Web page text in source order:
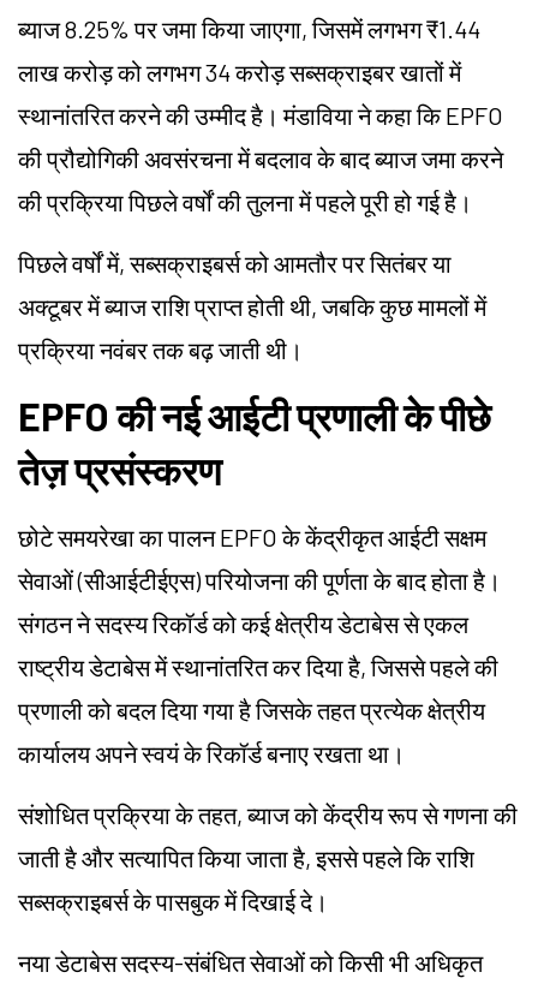
ब्याज 8.25% पर जमा किया जाएगा, जिसमें लगभग ₹1.44
लाख करोड़ को लगभग 34 करोड़ सब्सक्राइबर खातों में
स्थानांतरित करने की उम्मीद है। मंडाविया ने कहा कि EPFO
की प्रौद्योगिकी अवसंरचना में बदलाव के बाद ब्याज जमा करने
की प्रक्रिया पिछले वर्षों की तुलना में पहले पूरी हो गई है।
पिछले वर्षों में, सब्सक्राइबर्स को आमतौर पर सितंबर या
अक्टूबर में ब्याज राशि प्राप्त होती थी, जबकि कुछ मामलों में
प्रक्रिया नवंबर तक बढ़ जाती थी।
EPFO की नई आईटी प्रणाली के पीछे
तेज़ प्रसंस्करण
छोटे समयरेखा का पालन EPFO के केंद्रीकृत आईटी सक्षम
सेवाओं (सीआईटीईएस) परियोजना की पूर्णता के बाद होता है।
संगठन ने सदस्य रिकॉर्ड को कई क्षेत्रीय डेटाबेस से एकल
राष्ट्रीय डेटाबेस में स्थानांतरित कर दिया है, जिससे पहले की
प्रणाली को बदल दिया गया है जिसके तहत प्रत्येक क्षेत्रीय
कार्यालय अपने स्वयं के रिकॉर्ड बनाए रखता था।
संशोधित प्रक्रिया के तहत, ब्याज को केंद्रीय रूप से गणना की
जाती है और सत्यापित किया जाता है, इससे पहले कि राशि
सब्सक्राइबर्स के पासबुक में दिखाई दे।
नया डेटाबेस सदस्य-संबंधित सेवाओं को किसी भी अधिकृत